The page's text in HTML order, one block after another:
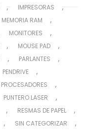
, IMPRESORAS ,
MEMORIA RAM ,
MONITORES ,
, MOUSE PAD ,
, PARLANTES ,
PENDRIVE ,
PROCESADORES ,
PUNTERO LASER ,
, RESMAS DE PAPEL ,
, SIN CATEGORIZAR ,